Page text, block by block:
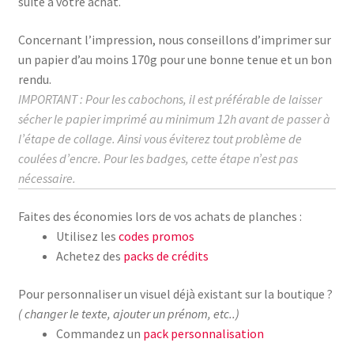
Concernant l’impression, nous conseillons d’imprimer sur
un papier d’au moins 170g pour une bonne tenue et un bon
rendu.
IMPORTANT : Pour les cabochons, il est préférable de laisser
sécher le papier imprimé au minimum 12h avant de passer à
l’étape de collage. Ainsi vous éviterez tout problème de
coulées d’encre. Pour les badges, cette étape n’est pas
nécessaire.
Faites des économies lors de vos achats de planches :
Utilisez les codes promos
Achetez des packs de crédits
Pour personnaliser un visuel déjà existant sur la boutique ?
( changer le texte, ajouter un prénom, etc..)
Commandez un pack personnalisation